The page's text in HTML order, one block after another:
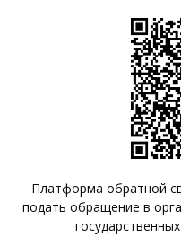
Платформа обратной
подать обращение в